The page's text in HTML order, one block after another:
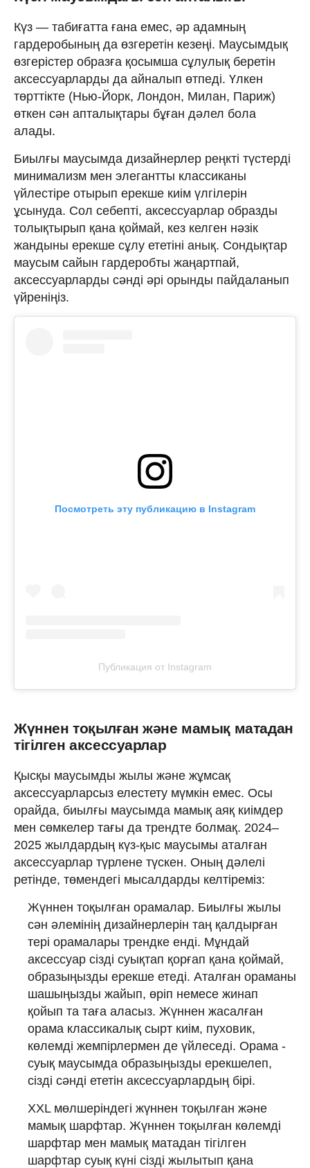
Күз — табиғатта ғана емес, әр адамның
гардеробының да өзгеретін кезеңі. Маусымдық
өзгерістер образға қосымша сұлулық беретін
аксессуарларды да айналып өтпеді. Үлкен
төрттікте (Нью-Йорк, Лондон, Милан, Париж)
өткен сән апталықтары бұған дәлел бола
алады.
Биылғы маусымда дизайнерлер реңкті түстерді
минимализм мен элегантты классиканы
үйлестіре отырып ерекше киім үлгілерін
ұсынуда. Сол себепті, аксессуарлар образды
толықтырып қана қоймай, кез келген нәзік
жандыны ерекше сұлу ететіні анық. Сондықтар
маусым сайын гардеробты жаңартпай,
аксессуарларды сәнді әрі орынды пайдаланып
үйреніңіз.
Посмотреть эту публикацию в Instagram
Публикация от Instagram
Жүннен тоқылған және мамық матадан
тігілген аксессуарлар
Қысқы маусымды жылы және жұмсақ
аксессуарларсыз елестету мүмкін емес. Осы
орайда, биылғы маусымда мамық аяқ киімдер
мен сөмкелер тағы да трендте болмақ. 2024–
2025 жылдардың күз-қыс маусымы аталған
аксессуарлар түрлене түскен. Оның дәлелі
ретінде, төмендегі мысалдарды келтіреміз:
Жүннен тоқылған орамалар. Биылғы жылы
сән әлемінің дизайнерлерін таң қалдырған
тері орамалары трендке енді. Мұндай
аксессуар сізді суықтап қорғап қана қоймай,
образыңызды ерекше етеді. Аталған ораманы
шашыңызды жайып, өріп немесе жинап
қойып та таға аласыз. Жүннен жасалған
орама классикалық сырт киім, пуховик,
көлемді жемпірлермен де үйлеседі. Орама -
суық маусымда образыңызды ерекшелеп,
сізді сәнді ететін аксессуарлардың бірі.
XXL мөлшеріндегі жүннен тоқылған және
мамық шарфтар. Жүннен тоқылған көлемді
шарфтар мен мамық матадан тігілген
шарфтар суық күні сізді жылытып қана